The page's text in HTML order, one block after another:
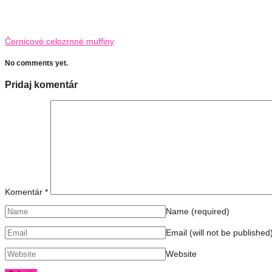
Černicové celozrnné muffiny
No comments yet.
Pridaj komentár
Komentár *
Name (required)
Email (will not be published)
Website